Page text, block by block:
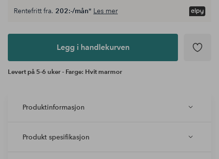
Legg i
Rentefritt fra. 202:-/mån* Les mer
Legg i handlekurven
Levert på 5-6 uker - Farge: Hvit marmor
Produktinformasjon
Produkt spesifikasjon